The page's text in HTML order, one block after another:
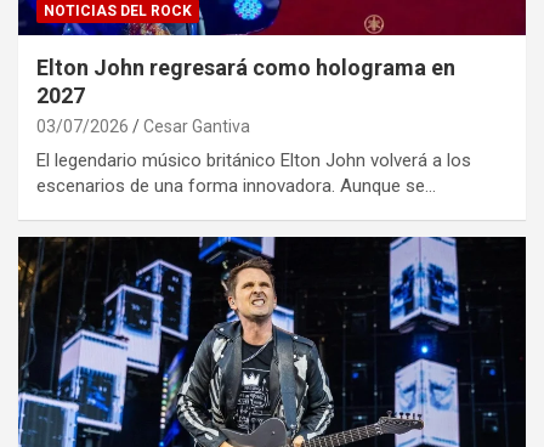
NOTICIAS DEL ROCK
Elton John regresará como holograma en
2027
03/07/2026 Cesar Gantiva
El legendario músico británico Elton John volverá a los
escenarios de una forma innovadora. Aunque se…